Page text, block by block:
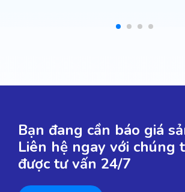
Bạn đang cần báo giá
Liên hệ ngay với chúng
được tư vấn 24/7